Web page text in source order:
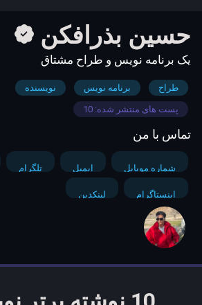
حسین بذرافکن
یک برنامه نویس و طراح مشتاق
طراح برنامه نویس نویسنده
پست های منتشر شده: 10
تماس با من
شماره موبایل ایمیل تلگرام
اینستاگرام لینکدین